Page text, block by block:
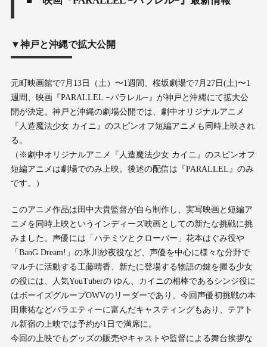
▼神戸と沖縄で拡大公開
元町映画館で7月13日（土）〜1週間、桜坂劇場で7月27日(土)〜1
週間、映画『PARALLEL −パラレル−』が神戸と沖縄にて拡大公
開が決定。神戸と沖縄の劇場公開では、劇中オリジナルアニメ
『人造魔法少女 カイニ』のスピンオフ短編アニメも同時上映され
る。
（※劇中オリジナルアニメ『人造魔法少女 カイニ』のスピンオフ
短編アニメは劇場でのみ上映。後述の配信は『PARALLEL』のみ
です。）
このアニメ作品は田中大貴監督が自ら制作し、実写映画と短編ア
ニメを同時上映というインディーズ映画としての新たな挑戦に挑
みました。声優には「ハチミツとクローバー」花本はぐみ役や
「BanG Dream!」の氷川紗夜役など、声優を中心に様々な分野で
マルチに活動する工藤晴香、新たに登場する物語の鍵を握る少女
の役には、人気YouTuberの ゆん、カイニの相棒であるシンジ役に
はボーイズグループOWVのリーダーであり、今回声優初挑戦の本
田康祐などバラエティーに富んだキャスティングもあり、テアト
ル新宿の上映では予約が1日で満席に。
今回の上映でもグッズの販売やキャストや監督による舞台挨拶な